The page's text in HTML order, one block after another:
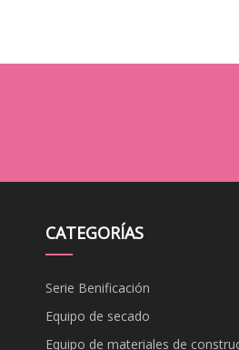
CATEGORÍAS
Serie Benificación
Equipo de secado
Equipo de materiales de